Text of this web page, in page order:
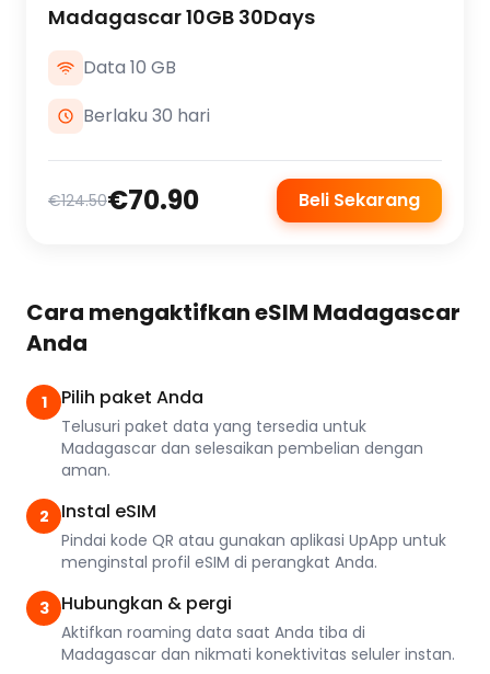
Madagascar 10GB 30Days
Data 10 GB
Berlaku 30 hari
€124.50€70.90 Beli Sekarang
Cara mengaktifkan eSIM Madagascar
Anda
1 Pilih paket Anda
Telusuri paket data yang tersedia untuk
Madagascar dan selesaikan pembelian dengan
aman.
2 Instal eSIM
Pindai kode QR atau gunakan aplikasi UpApp untuk
menginstal profil eSIM di perangkat Anda.
3 Hubungkan & pergi
Aktifkan roaming data saat Anda tiba di
Madagascar dan nikmati konektivitas seluler instan.